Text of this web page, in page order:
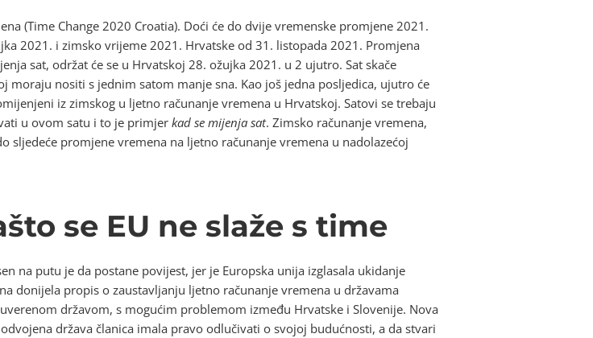
(Time Change 2020 Croatia). Doći će do dvije vremenske promjene 2021.
2021. i zimsko vrijeme 2021. Hrvatske od 31. listopada 2021. Promjena
sat, održat će se u Hrvatskoj 28. ožujka 2021. u 2 ujutro. Sat skače
moraju nositi s jednim satom manje sna. Kao još jedna posljedica, ujutro će
iz zimskog u ljetno računanje vremena u Hrvatskoj. Satovi se trebaju
​​u ovom satu i to je primjer kad se mijenja sat. Zimsko računanje vremena,
promjene vremena na ljetno računanje vremena u nadolazećoj
se EU ne slaže s time
na putu je da postane povijest, jer je Europska unija izglasala ukidanje
donijela propis o zaustavljanju ljetno računanje vremena u državama
državom, s mogućim problemom između Hrvatske i Slovenije. Nova
država članica imala pravo odlučivati ​​o svojoj budućnosti, a da stvari